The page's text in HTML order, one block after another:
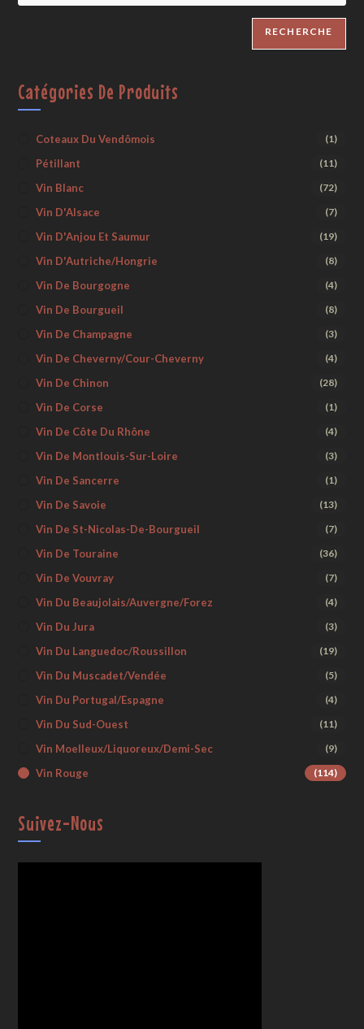
RECHERCHE
Catégories De Produits
Coteaux Du Vendômois (1)
Pétillant (11)
Vin Blanc (72)
Vin D'Alsace (7)
Vin D'Anjou Et Saumur (19)
Vin D'Autriche/Hongrie (8)
Vin De Bourgogne (4)
Vin De Bourgueil (8)
Vin De Champagne (3)
Vin De Cheverny/Cour-Cheverny (4)
Vin De Chinon (28)
Vin De Corse (1)
Vin De Côte Du Rhône (4)
Vin De Montlouis-Sur-Loire (3)
Vin De Sancerre (1)
Vin De Savoie (13)
Vin De St-Nicolas-De-Bourgueil (7)
Vin De Touraine (36)
Vin De Vouvray (7)
Vin Du Beaujolais/Auvergne/Forez (4)
Vin Du Jura (3)
Vin Du Languedoc/Roussillon (19)
Vin Du Muscadet/Vendée (5)
Vin Du Portugal/Espagne (4)
Vin Du Sud-Ouest (11)
Vin Moelleux/liquoreux/demi-Sec (9)
Vin Rouge (114)
Suivez-Nous